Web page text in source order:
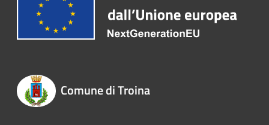
Comune di Troina